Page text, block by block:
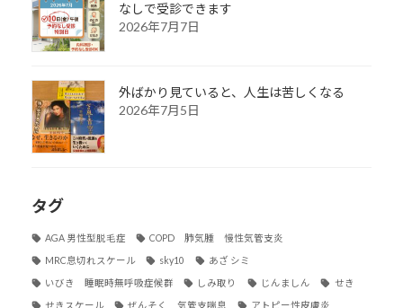
なしで受診できます
2026年7月7日
外ばかり見ていると、人生は苦しくなる
2026年7月5日
タグ
AGA 男性型脱毛症 COPD 肺気腫 慢性気管支炎
MRC息切れスケール sky10 あざ シミ
いびき 睡眠時無呼吸症候群 しみ取り じんましん せき
せきスケール ぜんそく 気管支喘息 アトピー性皮膚炎